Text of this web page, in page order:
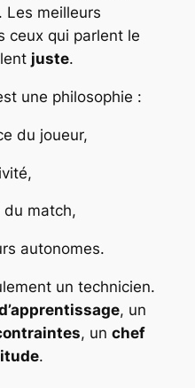
Les meilleurs
ceux qui parlent le
juste.
une philosophie :
du joueur,
du match,
autonomes.
un technicien.
, un
, un chef
.